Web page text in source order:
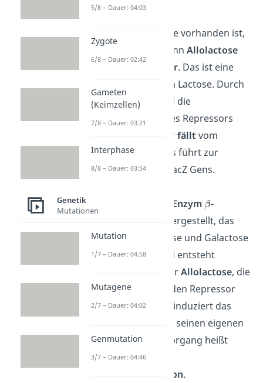
Wenn viel Lactose vorhanden ist,
bindet irgendwannAllolactose
Repressor. Das ist eine
andere Form von Lactose. Durch
die Bindung wird die
Raumstruktur des Repressors
verändert und erfällt vom
Operator
. Das führt zur
Expression
des lacZ Gens.
Enzym
-
hergestellt, das
Lactose in Glucose und Galactose
aufspaltet. Dabei entsteht
außerdem wiederAllolactose, die
dann erneut an den Repressor
binden kann. So induziert das
Substrat Lactose seinen eigenen
Abbau. Dieser Vorgang heißt
deswegen auch
Substratinduktion.
5/8 – Dauer: 04:03
Zygote
6/8 – Dauer: 02:42
Gameten
(Keimzellen)
7/8 – Dauer: 03:21
Interphase
8/8 – Dauer: 03:54
Genetik
Mutationen
Mutation
1/7 – Dauer: 04:58
Mutagene
2/7 – Dauer: 04:02
Genmutation
3/7 – Dauer: 04:46